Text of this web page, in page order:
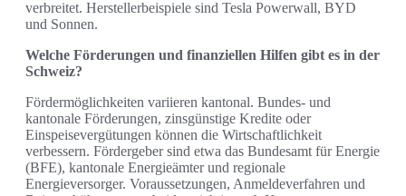
verbreitet. Herstellerbeispiele sind Tesla Powerwall, BYD
und Sonnen.
Welche Förderungen und finanziellen Hilfen gibt es in der
Schweiz?
Fördermöglichkeiten variieren kantonal. Bundes- und
kantonale Förderungen, zinsgünstige Kredite oder
Einspeisevergütungen können die Wirtschaftlichkeit
verbessern. Fördergeber sind etwa das Bundesamt für Energie
(BFE), kantonale Energieämter und regionale
Energieversorger. Voraussetzungen, Anmeldeverfahren und